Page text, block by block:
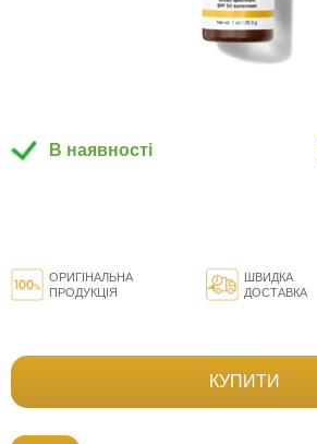
В наявності
ОРИГІНАЛЬНА
ПРОДУКЦІЯ
ШВИДКА
ДОСТАВКА
КУПИТИ